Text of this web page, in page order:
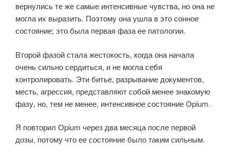
вернулись те же самые интенсивные чувства, но она не
могла их выразить. Поэтому она ушла в это сонное
состояние; это была первая фаза ее патологии.
Второй фазой стала жестокость, когда она начала
очень сильно сердиться, и не могла себя
контролировать. Эти битье, разрывание документов,
месть, агрессия, представляют собой менее знакомую
фазу, но, тем не менее, интенсивное состояние Opium.
Я повторил Opium через два месяца после первой
дозы, потому что ее состояние было таким сильным.